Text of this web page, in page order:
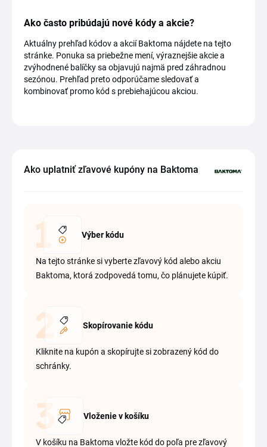
Ako často pribúdajú nové kódy a akcie?
Aktuálny prehľad kódov a akcií Baktoma nájdete na tejto
stránke. Ponuka sa priebežne mení, výraznejšie akcie a
zvýhodnené balíčky sa objavujú najmä pred záhradnou
sezónou. Prehľad preto odporúčame sledovať a
kombinovať promo kód s prebiehajúcou akciou.
Ako uplatniť zľavové kupóny na Baktoma
Výber kódu
Na tejto stránke si vyberte zľavový kód alebo akciu
Baktoma, ktorá zodpovedá tomu, čo plánujete kúpiť.
Skopírovanie kódu
Kliknite na kupón a skopírujte si zobrazený kód do
schránky.
Vloženie v košíku
V košíku na Baktoma vložte kód do poľa pre zľavový